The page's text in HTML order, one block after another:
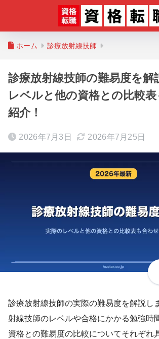
ホーム 診療放射線技師
診療放射線技師の難易度を解
レベルと他の資格との比較
紹介！
2026年7月3日 2026年7月25日
診療放射線技師の実際の難易度を解説し
射線技師のレベルや合格にかかる勉強時
資格との難易度の比較についてそれぞれ